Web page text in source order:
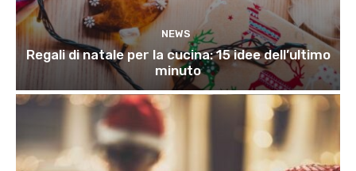
NEWS
Regali di natale per la cucina: 15 idee dell’ultimo
minuto